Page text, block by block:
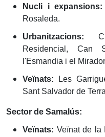
Nucli i expansions:
Rosaleda.
Urbanitzacions:
Residencial, Can
l'Esmandia i el
Veïnats: Les
Sant Salvador de
Sector de Samalús:
Veïnats: Veïnat de la